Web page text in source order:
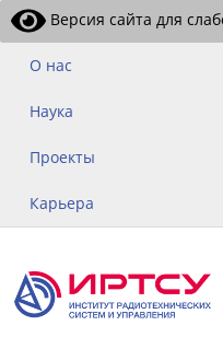
Версия сайта для
О нас
Наука
Проекты
Карьера